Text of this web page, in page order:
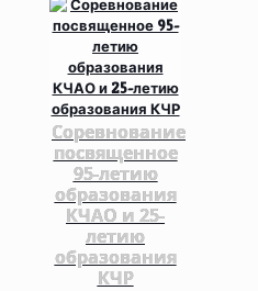
Соревнование
посвященное
95-летию
образования
КЧАО и 25-
летию
образования
КЧР